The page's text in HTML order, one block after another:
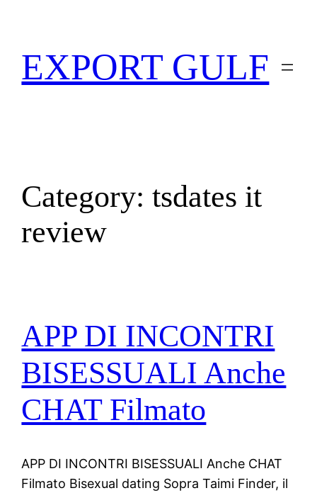
EXPORT GULF
Category:tsdates it
review
APP DI INCONTRI
BISESSUALI Anche
CHAT Filmato
APP DI INCONTRI BISESSUALI Anche CHAT
Filmato Bisexual dating Sopra Taimi Finder, il